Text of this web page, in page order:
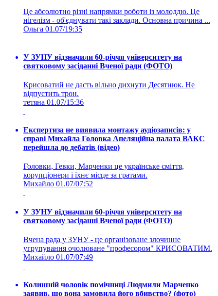
Це абсолютно різні напрямки роботи із молоддю. Це
нігелізм - об'єднувати такі заклади. Основна причина ...
Ольга 01.07/19:35
У ЗУНУ відзначили 60-річчя університету на
святковому засіданні Вченої ради (ФОТО)
Крисоватий не дасть вільно дихнути Десятнюк. Не
відпустить трон.
тетяна 01.07/15:36
Експертиза не виявила монтажу аудіозаписів: у
справі Михайла Головка Апеляційна палата ВАКС
перейшла до дебатів (відео)
Головки, Гевки, Марченки це українське сміття,
корупціонери і їхнє місце за гратами.
Михайло 01.07/07:52
У ЗУНУ відзначили 60-річчя університету на
святковому засіданні Вченої ради (ФОТО)
Вчена рада у ЗУНУ - це організоване злочинне
угрупування очолюване "професором" КРИСОВАТИМ.
Михайло 01.07/07:49
Колишній чоловік помічниці Людмили Марченко
заявив, що вона замовила його вбивство? (фото)